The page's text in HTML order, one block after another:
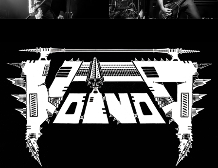
LOST
MACHINE
NOTHINGFACE
DIMENSION
HATROSS
KILLING
TECHNOLOGY